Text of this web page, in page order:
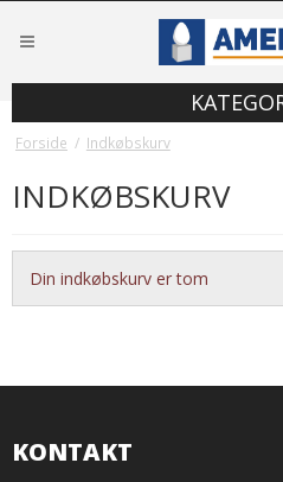
Forside / Indkøbskurv
INDKØBSKURV
Din indkøbskurv er tom
KONTAKT